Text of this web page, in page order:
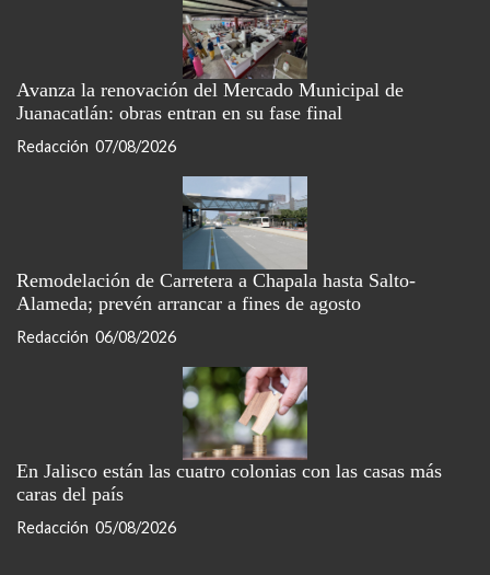
Avanza la renovación del Mercado Municipal de
Juanacatlán: obras entran en su fase final
Redacción 07/08/2026
Remodelación de Carretera a Chapala hasta Salto-
Alameda; prevén arrancar a fines de agosto
Redacción 06/08/2026
En Jalisco están las cuatro colonias con las casas más
caras del país
Redacción 05/08/2026